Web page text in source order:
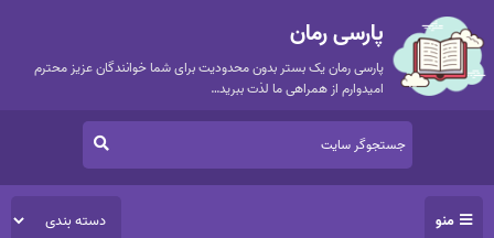
پارسی رمان
پارسی رمان یک بستر بدون محدودیت برای شما خوانندگان عزیز محترم
امیدوارم از همراهی ما لذت ببرید…
منو